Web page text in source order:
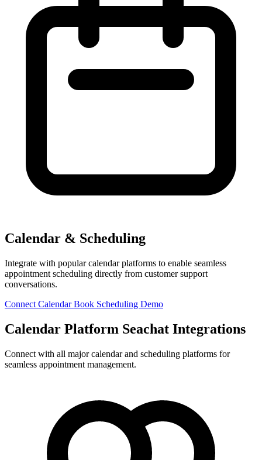
Calendar & Scheduling
Integrate with popular calendar platforms to enable seamless
appointment scheduling directly from customer support
conversations.
Connect CalendarBook Scheduling Demo
Calendar Platform Seachat Integrations
Connect with all major calendar and scheduling platforms for
seamless appointment management.